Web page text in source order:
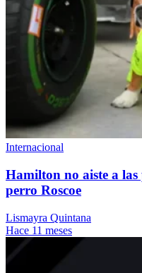
Internacional
Hamilton no aiste a
perro Roscoe
Lismayra Quintana
Hace 11 meses